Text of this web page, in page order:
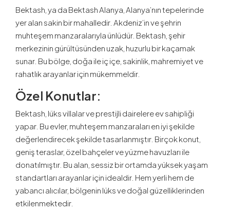
Bektash, ya da Bektash Alanya, Alanya’nın tepelerinde
yer alan sakin bir mahalledir. Akdeniz’in ve şehrin
muhteşem manzaralarıyla ünlüdür. Bektash, şehir
merkezinin gürültüsünden uzak, huzurlu bir kaçamak
sunar. Bu bölge, doğa ile iç içe, sakinlik, mahremiyet ve
rahatlık arayanlar için mükemmeldir.
Özel Konutlar:
Bektash, lüks villalar ve prestijli dairelere ev sahipliği
yapar. Bu evler, muhteşem manzaraları en iyi şekilde
değerlendirecek şekilde tasarlanmıştır. Birçok konut,
geniş teraslar, özel bahçeler ve yüzme havuzları ile
donatılmıştır. Bu alan, sessiz bir ortamda yüksek yaşam
standartları arayanlar için idealdir. Hem yerli hem de
yabancı alıcılar, bölgenin lüks ve doğal güzelliklerinden
etkilenmektedir.